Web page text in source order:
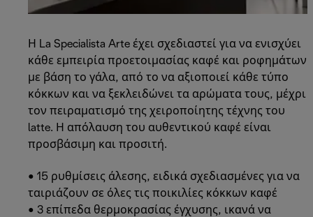
Η La Specialista Arte έχει σχεδιαστεί για να ενισχύει
κάθε εμπειρία προετοιμασίας καφέ και ροφημάτων
με βάση το γάλα, από το να αξιοποιεί κάθε τύπο
κόκκων και να ξεκλειδώνει τα αρώματα τους, μέχρι
τον πειραματισμό της χειροποίητης τέχνης του
latte. Η απόλαυση του αυθεντικού καφέ είναι
προσβάσιμη και προσιτή.
• 15 ρυθμίσεις άλεσης, ειδικά σχεδιασμένες για να
ταιριάζουν σε όλες τις ποικιλίες κόκκων καφέ
• 3 επίπεδα θερμοκρασίας έγχυσης, ικανά να